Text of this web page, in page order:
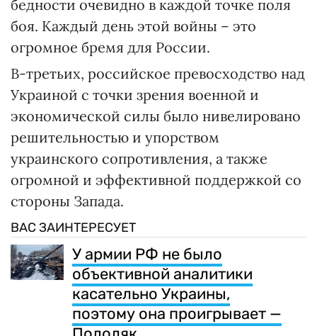
бедности очевидно в каждой точке поля
боя. Каждый день этой войны – это
огромное бремя для России.
В-третьих, российское превосходство над
Украиной с точки зрения военной и
экономической силы было нивелировано
решительностью и упорством
украинского сопротивления, а также
огромной и эффективной поддержкой со
стороны Запада.
ВАС ЗАИНТЕРЕСУЕТ
У армии РФ не было
объективной аналитики
касательно Украины,
поэтому она проигрывает —